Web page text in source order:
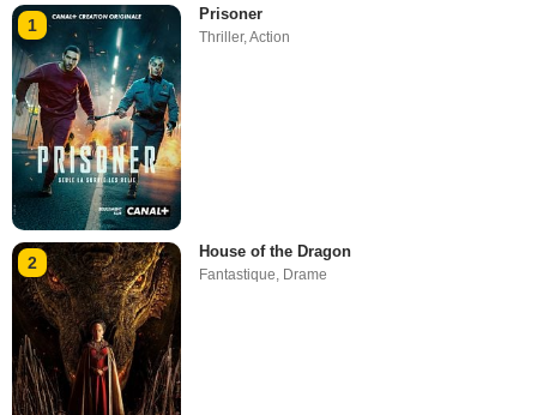
1
Prisoner
Thriller,Action
2
House of the Dragon
Fantastique, Drame